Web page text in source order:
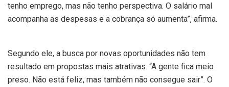
tenho emprego, mas não tenho perspectiva. O salário mal
acompanha as despesas e a cobrança só aumenta”, afirma.
Segundo ele, a busca por novas oportunidades não tem
resultado em propostas mais atrativas. “A gente fica meio
preso. Não está feliz, mas também não consegue sair”. O